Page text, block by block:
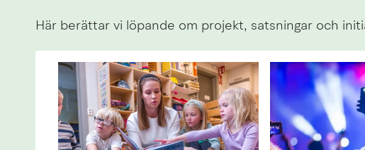
Här berättar vi löpande om projekt, satsningar och